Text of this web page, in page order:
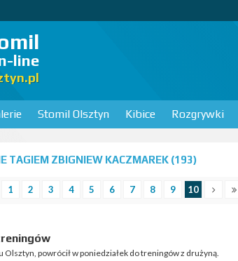
line
Stomil Olsztyn Kibice Rozgrywki
TAGIEM ZBIGNIEW KACZMAREK (193)
1 2 3 4 5 6 7 8 9 10
Olsztyn, powrócił w poniedziałek do treningów z drużyną.